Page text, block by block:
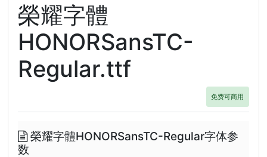
榮耀字體
HONORSansTC-
Regular.ttf
免费可商用
榮耀字體HONORSansTC-Regular字体参
数